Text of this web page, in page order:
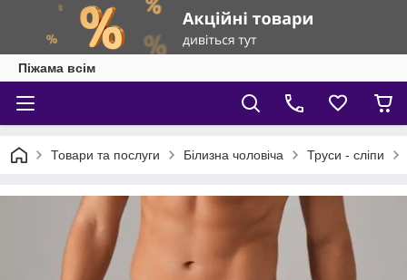
Піжама всім
Товари та послуги Білизна чоловіча Труси - сліпи